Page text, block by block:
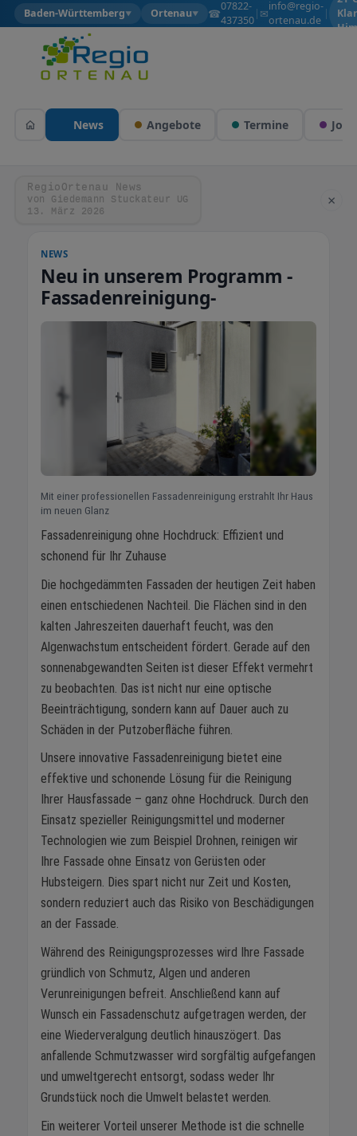
Baden-Württemberg▼ Ortenau▼ ☎07822-
437350
| ✉info@regio-
ortenau.de
|
News Angebote Termine Jobs
RegioOrtenau News
von Giedemann Stuckateur UG
13. März 2026
×
NEWS
Neu in unserem Programm -
Fassadenreinigung-
Mit einer professionellen Fassadenreinigung erstrahlt Ihr Haus
im neuen Glanz
Fassadenreinigung ohne Hochdruck: Effizient und
schonend für Ihr Zuhause
Die hochgedämmten Fassaden der heutigen Zeit haben
einen entschiedenen Nachteil. Die Flächen sind in den
kalten Jahreszeiten dauerhaft feucht, was den
Algenwachstum entscheident fördert. Gerade auf den
sonnenabgewandten Seiten ist dieser Effekt vermehrt
zu beobachten. Das ist nicht nur eine optische
Beeinträchtigung, sondern kann auf Dauer auch zu
Schäden in der Putzoberfläche führen.
Unsere innovative Fassadenreinigung bietet eine
effektive und schonende Lösung für die Reinigung
Ihrer Hausfassade – ganz ohne Hochdruck. Durch den
Einsatz spezieller Reinigungsmittel und moderner
Technologien wie zum Beispiel Drohnen, reinigen wir
Ihre Fassade ohne Einsatz von Gerüsten oder
Hubsteigern. Dies spart nicht nur Zeit und Kosten,
sondern reduziert auch das Risiko von Beschädigungen
an der Fassade.
Während des Reinigungsprozesses wird Ihre Fassade
gründlich von Schmutz, Algen und anderen
Verunreinigungen befreit. Anschließend kann auf
Wunsch ein Fassadenschutz aufgetragen werden, der
eine Wiederveralgung deutlich hinauszögert. Das
anfallende Schmutzwasser wird sorgfältig aufgefangen
und umweltgerecht entsorgt, sodass weder Ihr
Grundstück noch die Umwelt belastet werden.
Ein weiterer Vorteil unserer Methode ist die schnelle